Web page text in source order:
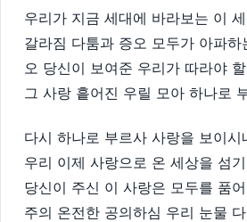
우리가 지금 세대에 바라보는 이
갈라짐 다툼과 증오 모두가 아파하
오 당신이 보여준 우리가 따라야 할
그 사랑 흩어진 우릴 모아 하나로
다시 하나로 부르사 사랑을 보이시
우리 이제 사랑으로 온 세상을 섬
당신이 주신 이 사랑은 모두를 품
주의 온전한 공의하심 우리 눈물